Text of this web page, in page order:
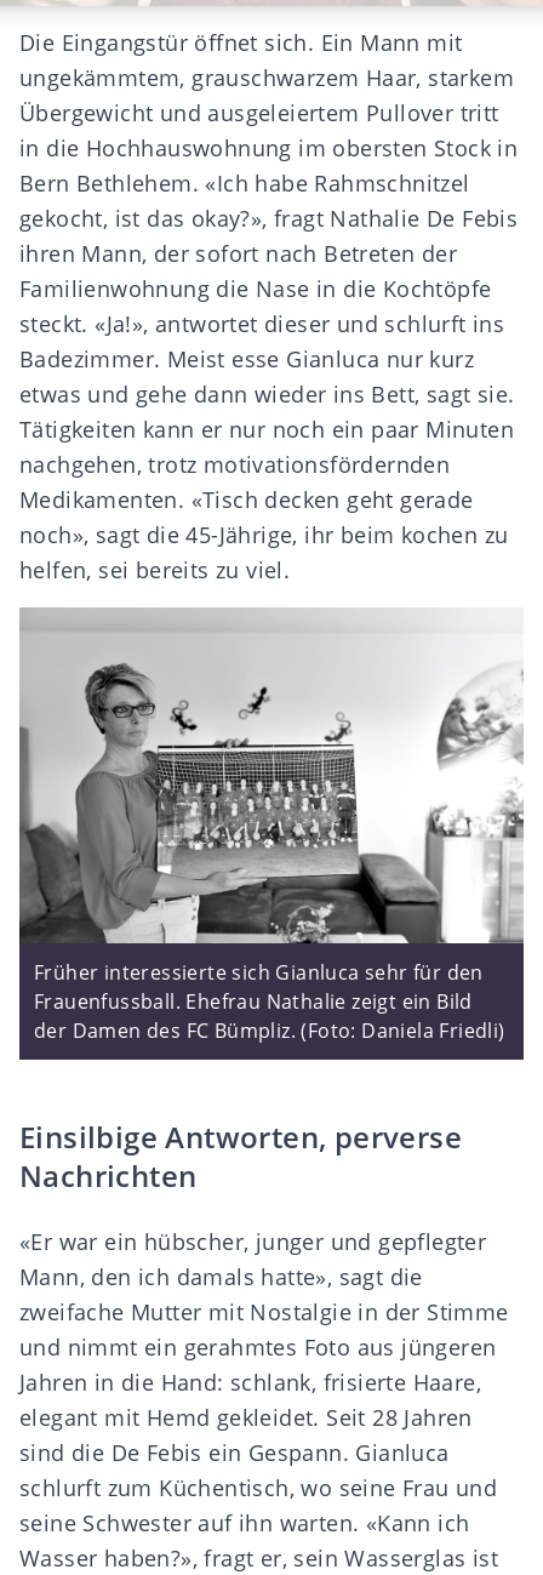
Die Eingangstür öffnet sich. Ein Mann mit
ungekämmtem, grauschwarzem Haar, starkem
Übergewicht und ausgeleiertem Pullover tritt
in die Hochhauswohnung im obersten Stock in
Bern Bethlehem. «Ich habe Rahmschnitzel
gekocht, ist das okay?», fragt Nathalie De Febis
ihren Mann, der sofort nach Betreten der
Familienwohnung die Nase in die Kochtöpfe
steckt. «Ja!», antwortet dieser und schlurft ins
Badezimmer. Meist esse Gianluca nur kurz
etwas und gehe dann wieder ins Bett, sagt sie.
Tätigkeiten kann er nur noch ein paar Minuten
nachgehen, trotz motivationsfördernden
Medikamenten. «Tisch decken geht gerade
noch», sagt die 45-Jährige, ihr beim kochen zu
helfen, sei bereits zu viel.
Früher interessierte sich Gianluca sehr für den
Frauenfussball. Ehefrau Nathalie zeigt ein Bild
der Damen des FC Bümpliz. (Foto: Daniela Friedli)
Einsilbige Antworten, perverse
Nachrichten
«Er war ein hübscher, junger und gepflegter
Mann, den ich damals hatte», sagt die
zweifache Mutter mit Nostalgie in der Stimme
und nimmt ein gerahmtes Foto aus jüngeren
Jahren in die Hand: schlank, frisierte Haare,
elegant mit Hemd gekleidet. Seit 28 Jahren
sind die De Febis ein Gespann. Gianluca
schlurft zum Küchentisch, wo seine Frau und
seine Schwester auf ihn warten. «Kann ich
Wasser haben?», fragt er, sein Wasserglas ist